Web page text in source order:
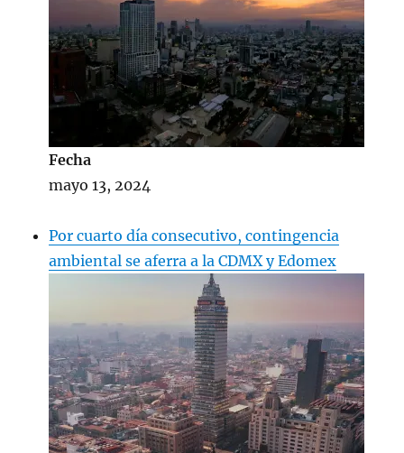
Fecha
mayo 13, 2024
Por cuarto día consecutivo, contingencia
ambiental se aferra a la CDMX y Edomex